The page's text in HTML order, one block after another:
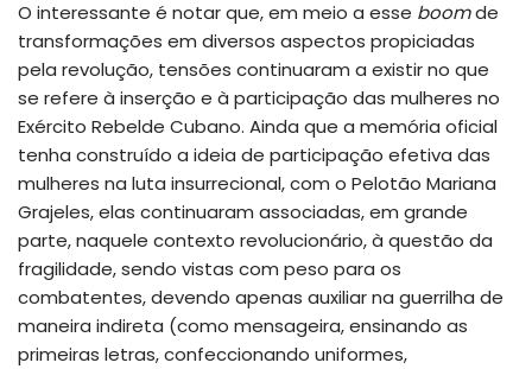
O interessante é notar que, em meio a esse boomde
transformações em diversos aspectos propiciadas
pela revolução, tensões continuaram a existir no que
se refere à inserção e à participação das mulheres no
Exército Rebelde Cubano. Ainda que a memória oficial
tenha construído a ideia de participação efetiva das
mulheres na luta insurrecional, com o Pelotão Mariana
Grajeles, elas continuaram associadas, em grande
parte, naquele contexto revolucionário, à questão da
fragilidade, sendo vistas com peso para os
combatentes, devendo apenas auxiliar na guerrilha de
maneira indireta (como mensageira, ensinando as
primeiras letras, confeccionando uniformes,